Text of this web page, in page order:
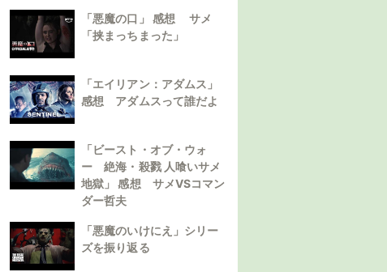
「悪魔の口」 感想 サメ
「挟まっちまった」
「エイリアン：アダムス」
感想 アダムスって誰だよ
「ビースト・オブ・ウォ
ー 絶海・殺戮 人喰いサメ
地獄」 感想 サメVSコマン
ダー哲夫
「悪魔のいけにえ」シリー
ズを振り返る